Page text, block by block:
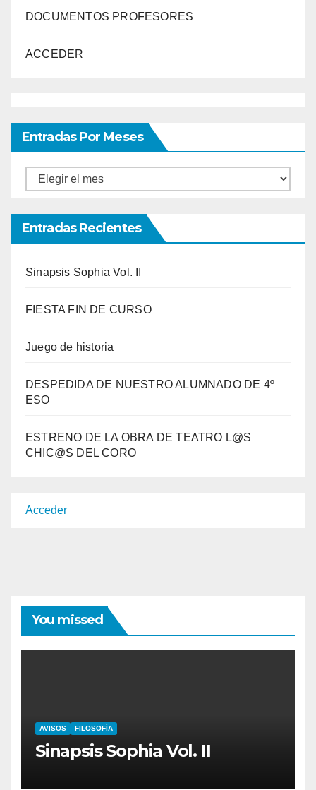
DOCUMENTOS PROFESORES
ACCEDER
Entradas Por Meses
Entradas
Entradas Recientes
Sinapsis Sophia Vol. II
FIESTA FIN DE CURSO
Juego de historia
DESPEDIDA DE NUESTRO ALUMNADO DE 4º
ESO
ESTRENO DE LA OBRA DE TEATRO L@S
CHIC@S DEL CORO
Acceder
You missed
AVISOS FILOSOFÍA
Sinapsis Sophia Vol. II